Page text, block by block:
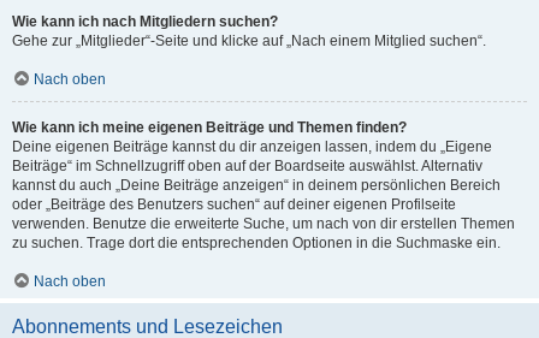
Wie kann ich nach Mitgliedern suchen?
Gehe zur „Mitglieder“-Seite und klicke auf „Nach einem Mitglied suchen“.
Nach oben
Wie kann ich meine eigenen Beiträge und Themen finden?
Deine eigenen Beiträge kannst du dir anzeigen lassen, indem du „Eigene
Beiträge“ im Schnellzugriff oben auf der Boardseite auswählst. Alternativ
kannst du auch „Deine Beiträge anzeigen“ in deinem persönlichen Bereich
oder „Beiträge des Benutzers suchen“ auf deiner eigenen Profilseite
verwenden. Benutze die erweiterte Suche, um nach von dir erstellen Themen
zu suchen. Trage dort die entsprechenden Optionen in die Suchmaske ein.
Nach oben
Abonnements und Lesezeichen